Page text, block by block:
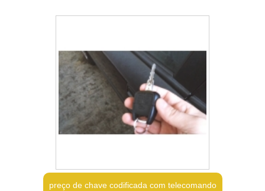
preço de chave codificada com telecomando